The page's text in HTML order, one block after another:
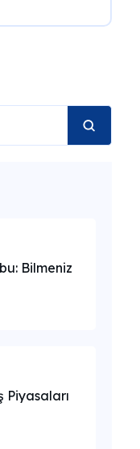
Bilmeniz
Piyasaları